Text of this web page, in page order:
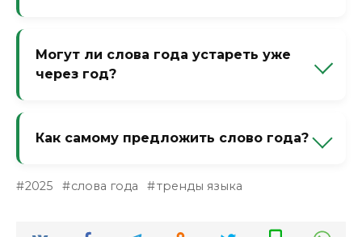
РАН), которые анализируют частотность в
СМИ и соцсетях, а также учитывают новые
Могут ли слова года устареть уже
через год?
десятилетия, например «виртуальный»
ли явление актуальным.
Как самому предложить слово года?
или на сайты словарей (например,
использования в реальной речи. Если
2025 слова года тренды языка